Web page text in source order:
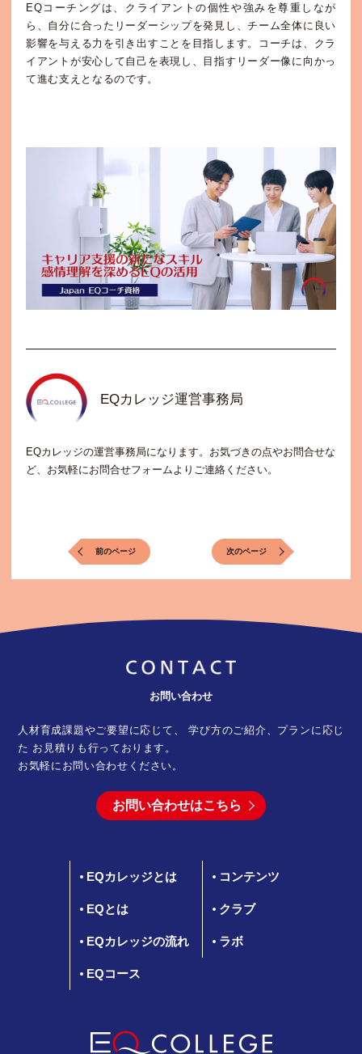
EQコーチングは、クライアントの個性や強みを尊重しなが
ら、自分に合ったリーダーシップを発見し、チーム全体に良い
影響を与える力を引き出すことを目指します。コーチは、クラ
イアントが安心して自己を表現し、目指すリーダー像に向かっ
て進む支えとなるのです。
EQカレッジ運営事務局
EQカレッジの運営事務局になります。お気づきの点やお問合せな
ど、お気軽にお問合せフォームよりご連絡ください。
前のページ 次のページ
お問い合わせ
人材育成課題やご要望に応じて、 学び方のご紹介、プランに応じ
た お見積りも行っております。
お気軽にお問い合わせください。
お問い合わせはこちら
EQカレッジとは
EQとは
EQカレッジの流れ
EQコース
コンテンツ
クラブ
ラボ